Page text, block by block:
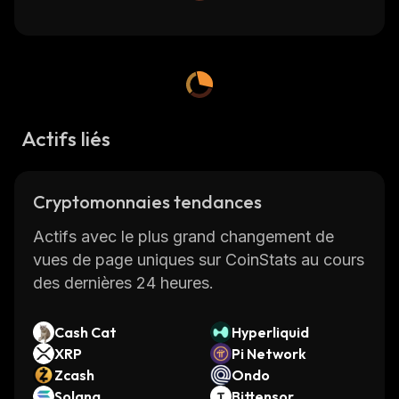
Actifs liés
Cryptomonnaies tendances
Actifs avec le plus grand changement de
vues de page uniques sur CoinStats au cours
des dernières 24 heures.
Cash Cat
Hyperliquid
XRP
Pi Network
Zcash
Ondo